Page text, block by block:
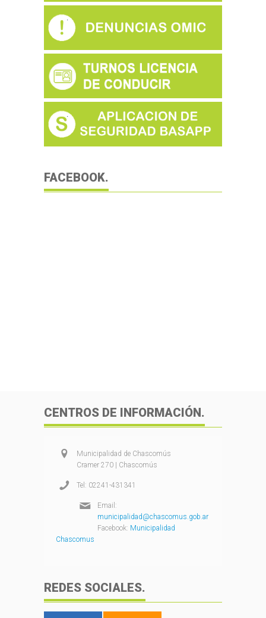
FACEBOOK.
CENTROS DE INFORMACIÓN.
Municipalidad de Chascomús
Cramer 270 | Chascomús
Tel: 02241-431341
Email:
municipalidad@chascomus.gob.ar
Facebook: Municipalidad
Chascomus
REDES SOCIALES.